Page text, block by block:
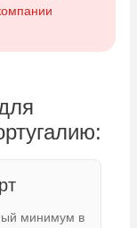
минимум в